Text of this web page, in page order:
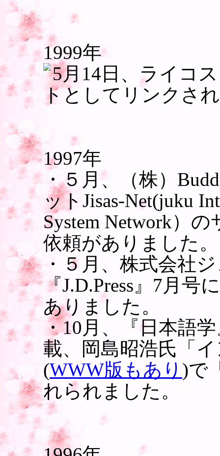
1999年
5月14日、ライコ
トとしてリンクさ
1997年
・５月、（株）
ットJisas-Net(juku
System Network）
依頼がありました。
・５月、株式会社
『J.D.Press』7月号
ありました。
・10月、『日本語
載、岡島昭浩氏「
(WWW版もあり )で
れられました。